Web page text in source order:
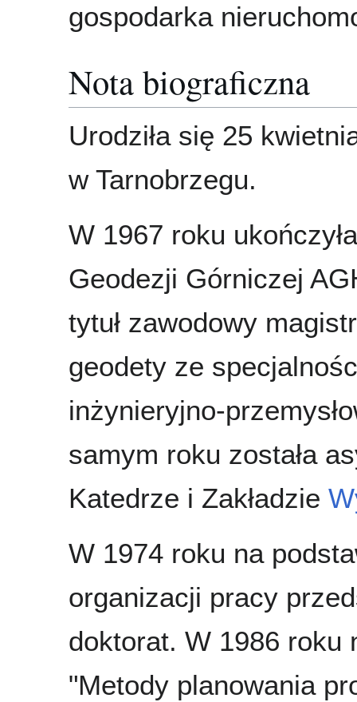
gospodarka
Nota biograficzna
Urodziła się 25
w Tarnobrzegu.
W 1967 roku
Geodezji Górniczej
tytuł zawodowy
geodety ze
inżynieryjno-
samym roku została
Katedrze i Zakładzie
W 1974 roku na
organizacji pracy
doktorat. W 1986 roku
"Metody planowania